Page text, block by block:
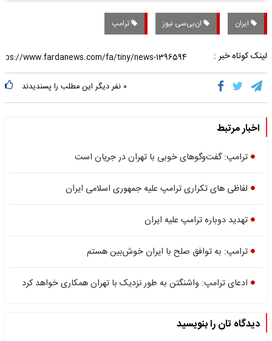
ایران ان‌بی‌سی‌ نیوز ترامپ
لینک کوتاه خبر :
۰ نفر دیگر این مطلب را پسندیدند
اخبار مرتبط
ترامپ: گفت‌وگوهای خوبی با تهران در جریان است
لفاظی های تکراری ترامپ علیه جمهوری اسلامی ایران
تهدید دوباره ترامپ علیه ایران
ترامپ: به توافق صلح با ایران خوش‌بین هستم
ادعای ترامپ: واشنگتن به طور نزدیک با تهران همکاری خواهد کرد
دیدگاه تان را بنویسید